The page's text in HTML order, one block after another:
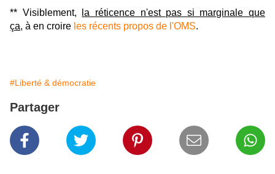
** Visiblement,
la réticence n'est pas si marginale que
ça, à en croire les récents propos de l'OMS.
#Liberté & démocratie
Partager